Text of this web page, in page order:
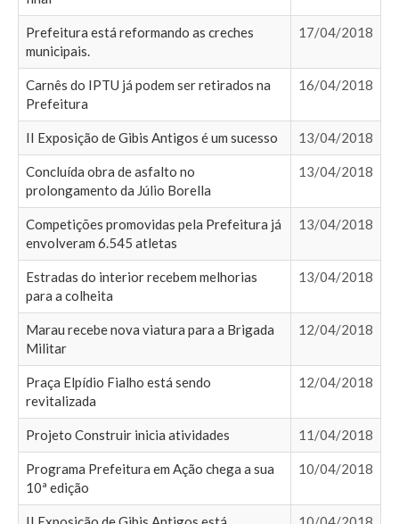
Prefeitura está reformando as creches
municipais.
17/04/2018
Carnês do IPTU já podem ser retirados na
Prefeitura
16/04/2018
II Exposição de Gibis Antigos é um sucesso 13/04/2018
Concluída obra de asfalto no
prolongamento da Júlio Borella
13/04/2018
Competições promovidas pela Prefeitura já
envolveram 6.545 atletas
13/04/2018
Estradas do interior recebem melhorias
para a colheita
13/04/2018
Marau recebe nova viatura para a Brigada
Militar
12/04/2018
Praça Elpídio Fialho está sendo
revitalizada
12/04/2018
Projeto Construir inicia atividades 11/04/2018
Programa Prefeitura em Ação chega a sua
10ª edição
10/04/2018